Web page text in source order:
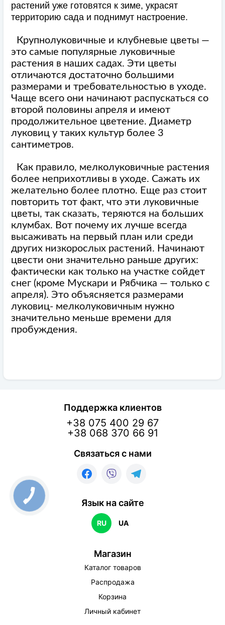
растений уже готовятся к зиме, украсят
территорию сада и поднимут настроение.
Крупнолуковичные и клубневые цветы —
это самые популярные луковичные
растения в наших садах. Эти цветы
отличаются достаточно большими
размерами и требовательностью в уходе.
Чаще всего они начинают распускаться со
второй половины апреля и имеют
продолжительное цветение. Диаметр
луковиц у таких культур более 3
сантиметров.
Как правило, мелколуковичные растения
более неприхотливы в уходе. Сажать их
желательно более плотно. Еще раз стоит
повторить тот факт, что эти луковичные
цветы, так сказать, теряются на больших
клумбах. Вот почему их лучше всегда
высаживать на первый план или среди
других низкорослых растений. Начинают
цвести они значительно раньше других:
фактически как только на участке сойдет
снег (кроме Мускари и Рябчика — только с
апреля). Это объясняется размерами
луковиц- мелколуковичным нужно
значительно меньше времени для
пробуждения.
Поддержка клиентов
+38 075 400 29 67
+38 068 370 66 91
Связаться с нами
Язык на сайте
RU UA
Магазин
Каталог товаров
Распродажа
Корзина
Личный кабинет
КНОПКА
ЗВ'ЯЗКУ